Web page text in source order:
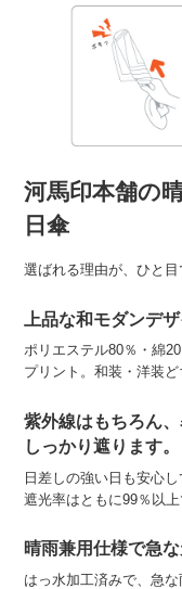
河馬印本舗の
日傘
選ばれる理由が、ひと目
上品な和モダンデ
ポリエステル80％・綿
プリント。和装・洋装
紫外線はもちろん
しっかり遮ります。
日差しの強い日も安心
遮光率はともに99％以
晴雨兼用仕様で急
はっ水加工済みで、急